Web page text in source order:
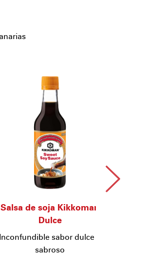
Salsa de soja Kikkoman
Dulce
Inconfundible sabor dulce y
sabroso